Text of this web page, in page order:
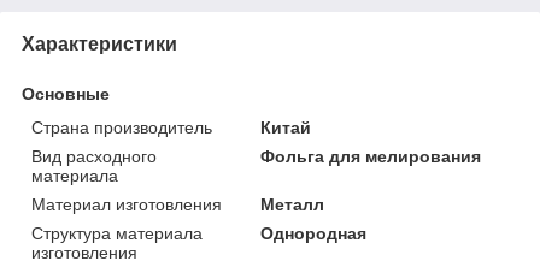
Характеристики
Основные
Страна производитель
Китай
Вид расходного
материала
Фольга для мелирования
Материал изготовления
Металл
Структура материала
изготовления
Однородная